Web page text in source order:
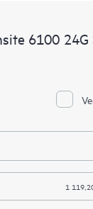
6100 24G
1